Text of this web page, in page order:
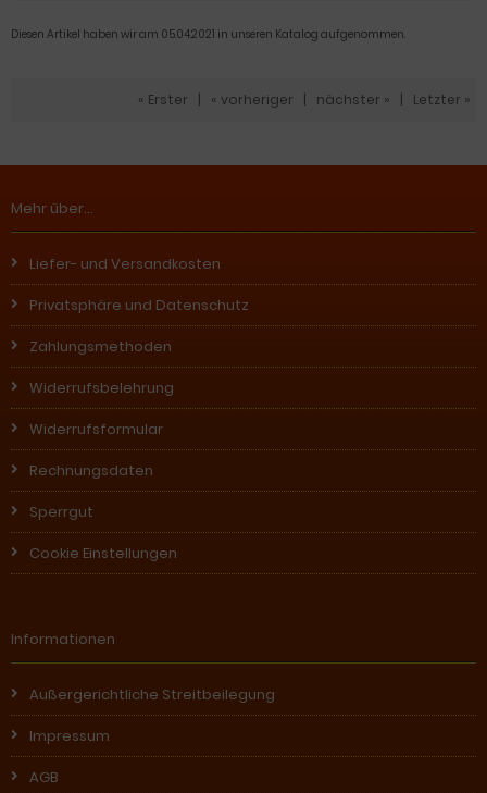
Diesen Artikel haben wir am 05.04.2021 in unseren Katalog aufgenommen.
« Erster « vorheriger nächster » Letzter »
Mehr über...
Liefer- und Versandkosten
Privatsphäre und Datenschutz
Zahlungsmethoden
Widerrufsbelehrung
Widerrufsformular
Rechnungsdaten
Sperrgut
Cookie Einstellungen
Informationen
Außergerichtliche Streitbeilegung
Impressum
AGB